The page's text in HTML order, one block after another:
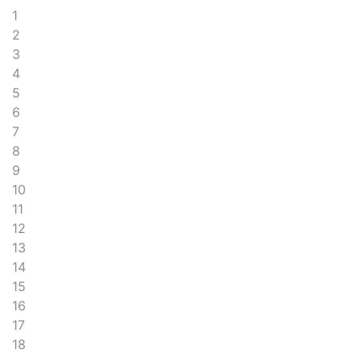
1
2
3
4
5
6
7
8
9
10
11
12
13
14
15
16
17
18